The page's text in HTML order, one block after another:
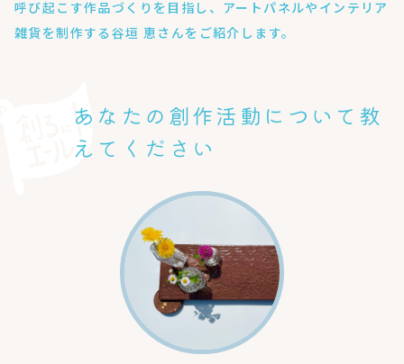
呼び起こす作品づくりを目指し、アートパネルやインテリア
雑貨を制作する谷垣 恵さんをご紹介します。
あなたの創作活動について教
えてください